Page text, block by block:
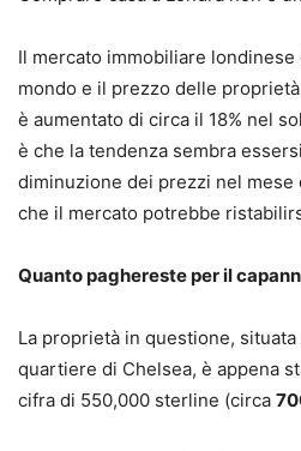
Il mercato immobiliare londinese
mondo e il prezzo delle
è aumentato di circa il 18% nel
è che la tendenza sembra
diminuzione dei prezzi nel mese
che il mercato potrebbe
Quanto paghereste per il
La proprietà in questione, situata
quartiere di Chelsea, è appena
cifra di 550,000 sterline (circa